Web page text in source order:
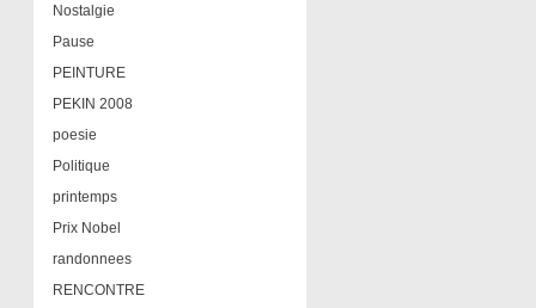
Nostalgie
Pause
PEINTURE
PEKIN 2008
poesie
Politique
printemps
Prix Nobel
randonnees
RENCONTRE